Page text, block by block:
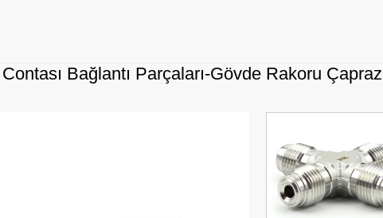
Bağlantı Parçaları-Gövde Rakoru Çapraz